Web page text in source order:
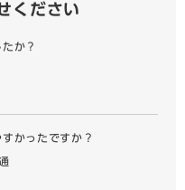
ください
か？
かったですか？